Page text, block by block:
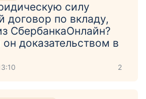
силу
договор по вкладу,
СбербанкаОнлайн?
доказательством в
2